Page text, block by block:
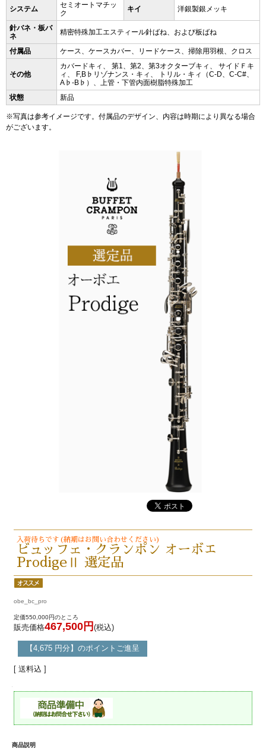
システム
セミオートマチッ
ク
キイ 洋銀製銀メッキ
針バネ・板バ
ネ
精密特殊加工エスティール針ばね、および板ばね
付属品 ケース、ケースカバー、リードケース、掃除用羽根、クロス
その他
カバードキィ、 第1、第2、第3オクターブキィ、 サイドＦキ
ィ、 F,B♭リゾナンス・キィ、 トリル・キィ（C-D、C-C#、
A♭-B♭）、上管・下管内面樹脂特殊加工
状態
新品
※写真は参考イメージです。付属品のデザイン、内容は時期により異なる場合
がございます。
入荷待ちです(納期はお問い合わせください)
ビュッフェ・クランポン オーボエ
ProdigeⅡ 選定品
obe_bc_pro
定価550,000円のところ
販売価格467,500円 (税込)
【4,675 円分】のポイントご進呈
[ 送料込 ]
商品説明